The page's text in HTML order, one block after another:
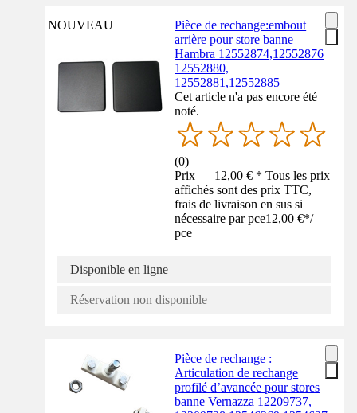
NOUVEAU
Pièce de rechange:embout
arrière pour store banne
Hambra 12552874,12552876
12552880,
12552881,12552885
Cet article n'a pas encore été
noté.
(0)
Prix — 12,00 € * Tous les prix
affichés sont des prix TTC,
frais de livraison en sus si
nécessaire par pce12,00 €*/
pce
Disponible en ligne
Réservation non disponible
Pièce de rechange :
Articulation de rechange
profilé d’avancée pour stores
banne Vernazza 12209737,